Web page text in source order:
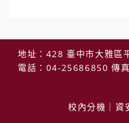
地址：428 臺中市大雅區
電話：04-25686850 傳
校內分機 資